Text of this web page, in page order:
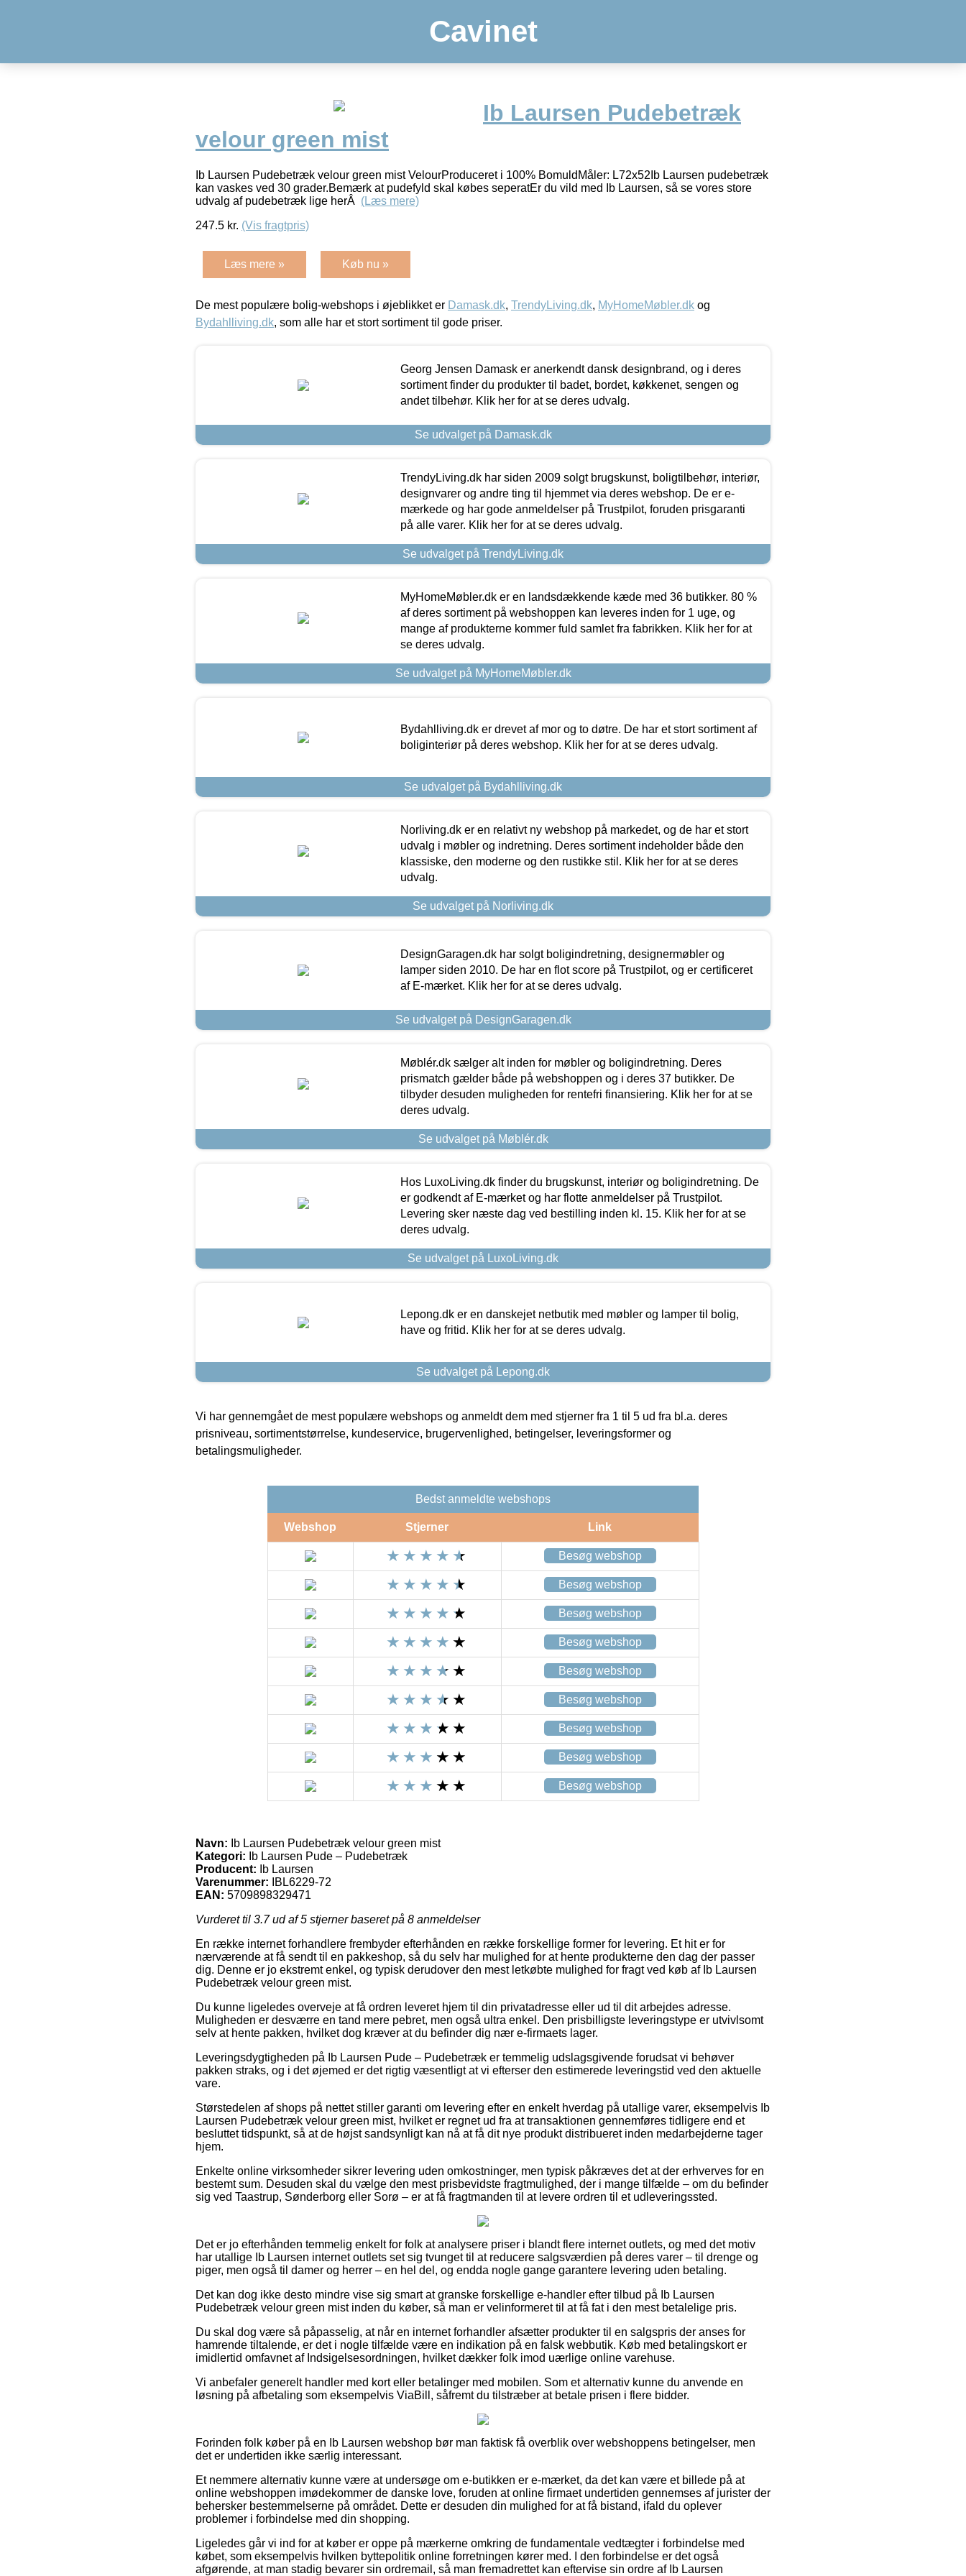
Cavinet
Ib Laursen Pudebetræk
velour green mist
Ib Laursen Pudebetræk velour green mist VelourProduceret i 100% BomuldMåler: L72x52Ib Laursen pudebetræk
kan vaskes ved 30 grader.Bemærk at pudefyld skal købes seperatEr du vild med Ib Laursen, så se vores store
udvalg af pudebetræk lige herÂ (Læs mere)
247.5 kr. (Vis fragtpris)
Læs mere » Køb nu »
De mest populære bolig-webshops i øjeblikket er Damask.dk, TrendyLiving.dk, MyHomeMøbler.dk og
Bydahlliving.dk, som alle har et stort sortiment til gode priser.
Georg Jensen Damask er anerkendt dansk designbrand, og i deres
sortiment finder du produkter til badet, bordet, køkkenet, sengen og
andet tilbehør. Klik her for at se deres udvalg.
Se udvalget på Damask.dk
TrendyLiving.dk har siden 2009 solgt brugskunst, boligtilbehør, interiør,
designvarer og andre ting til hjemmet via deres webshop. De er e-
mærkede og har gode anmeldelser på Trustpilot, foruden prisgaranti
på alle varer. Klik her for at se deres udvalg.
Se udvalget på TrendyLiving.dk
MyHomeMøbler.dk er en landsdækkende kæde med 36 butikker. 80 %
af deres sortiment på webshoppen kan leveres inden for 1 uge, og
mange af produkterne kommer fuld samlet fra fabrikken. Klik her for at
se deres udvalg.
Se udvalget på MyHomeMøbler.dk
Bydahlliving.dk er drevet af mor og to døtre. De har et stort sortiment af
boliginteriør på deres webshop. Klik her for at se deres udvalg.
Se udvalget på Bydahlliving.dk
Norliving.dk er en relativt ny webshop på markedet, og de har et stort
udvalg i møbler og indretning. Deres sortiment indeholder både den
klassiske, den moderne og den rustikke stil. Klik her for at se deres
udvalg.
Se udvalget på Norliving.dk
DesignGaragen.dk har solgt boligindretning, designermøbler og
lamper siden 2010. De har en flot score på Trustpilot, og er certificeret
af E-mærket. Klik her for at se deres udvalg.
Se udvalget på DesignGaragen.dk
Møblér.dk sælger alt inden for møbler og boligindretning. Deres
prismatch gælder både på webshoppen og i deres 37 butikker. De
tilbyder desuden muligheden for rentefri finansiering. Klik her for at se
deres udvalg.
Se udvalget på Møblér.dk
Hos LuxoLiving.dk finder du brugskunst, interiør og boligindretning. De
er godkendt af E-mærket og har flotte anmeldelser på Trustpilot.
Levering sker næste dag ved bestilling inden kl. 15. Klik her for at se
deres udvalg.
Se udvalget på LuxoLiving.dk
Lepong.dk er en danskejet netbutik med møbler og lamper til bolig,
have og fritid. Klik her for at se deres udvalg.
Se udvalget på Lepong.dk
Vi har gennemgået de mest populære webshops og anmeldt dem med stjerner fra 1 til 5 ud fra bl.a. deres
prisniveau, sortimentstørrelse, kundeservice, brugervenlighed, betingelser, leveringsformer og
betalingsmuligheder.
Bedst anmeldte webshops
Webshop Stjerner Link
Besøg webshop
Besøg webshop
Besøg webshop
Besøg webshop
Besøg webshop
Besøg webshop
Besøg webshop
Besøg webshop
Besøg webshop
Navn: Ib Laursen Pudebetræk velour green mist
Kategori: Ib Laursen Pude – Pudebetræk
Producent:
Ib Laursen
Varenummer:
IBL6229-72
EAN: 5709898329471
Vurderet til 3.7ud af 5 stjerner baseret på 8 anmeldelser
En række internet forhandlere frembyder efterhånden en række forskellige former for levering. Et hit er for
nærværende at få sendt til en pakkeshop, så du selv har mulighed for at hente produkterne den dag der passer
dig. Denne er jo ekstremt enkel, og typisk derudover den mest letkøbte mulighed for fragt ved køb af Ib Laursen
Pudebetræk velour green mist.
Du kunne ligeledes overveje at få ordren leveret hjem til din privatadresse eller ud til dit arbejdes adresse.
Muligheden er desværre en tand mere pebret, men også ultra enkel. Den prisbilligste leveringstype er utvivlsomt
selv at hente pakken, hvilket dog kræver at du befinder dig nær e-firmaets lager.
Leveringsdygtigheden på Ib Laursen Pude – Pudebetræk er temmelig udslagsgivende forudsat vi behøver
pakken straks, og i det øjemed er det rigtig væsentligt at vi efterser den estimerede leveringstid ved den aktuelle
vare.
Størstedelen af shops på nettet stiller garanti om levering efter en enkelt hverdag på utallige varer, eksempelvis Ib
Laursen Pudebetræk velour green mist, hvilket er regnet ud fra at transaktionen gennemføres tidligere end et
besluttet tidspunkt, så at de højst sandsynligt kan nå at få dit nye produkt distribueret inden medarbejderne tager
hjem.
Enkelte online virksomheder sikrer levering uden omkostninger, men typisk påkræves det at der erhverves for en
bestemt sum. Desuden skal du vælge den mest prisbevidste fragtmulighed, der i mange tilfælde – om du befinder
sig ved Taastrup, Sønderborg eller Sorø – er at få fragtmanden til at levere ordren til et udleveringssted.
Det er jo efterhånden temmelig enkelt for folk at analysere priser i blandt flere internet outlets, og med det motiv
har utallige Ib Laursen internet outlets set sig tvunget til at reducere salgsværdien på deres varer – til drenge og
piger, men også til damer og herrer – en hel del, og endda nogle gange garantere levering uden betaling.
Det kan dog ikke desto mindre vise sig smart at granske forskellige e-handler efter tilbud på Ib Laursen
Pudebetræk velour green mist inden du køber, så man er velinformeret til at få fat i den mest betalelige pris.
Du skal dog være så påpasselig, at når en internet forhandler afsætter produkter til en salgspris der anses for
hamrende tiltalende, er det i nogle tilfælde være en indikation på en falsk webbutik. Køb med betalingskort er
imidlertid omfavnet af Indsigelsesordningen, hvilket dækker folk imod uærlige online varehuse.
Vi anbefaler generelt handler med kort eller betalinger med mobilen. Som et alternativ kunne du anvende en
løsning på afbetaling som eksempelvis ViaBill, såfremt du tilstræber at betale prisen i flere bidder.
Forinden folk køber på en Ib Laursen webshop bør man faktisk få overblik over webshoppens betingelser, men
det er undertiden ikke særlig interessant.
Et nemmere alternativ kunne være at undersøge om e-butikken er e-mærket, da det kan være et billede på at
online webshoppen imødekommer de danske love, foruden at online firmaet undertiden gennemses af jurister der
behersker bestemmelserne på området. Dette er desuden din mulighed for at få bistand, ifald du oplever
problemer i forbindelse med din shopping.
Ligeledes går vi ind for at køber er oppe på mærkerne omkring de fundamentale vedtægter i forbindelse med
købet, som eksempelvis hvilken byttepolitik online forretningen kører med. I den forbindelse er det også
afgørende, at man stadig bevarer sin ordremail, så man fremadrettet kan eftervise sin ordre af Ib Laursen